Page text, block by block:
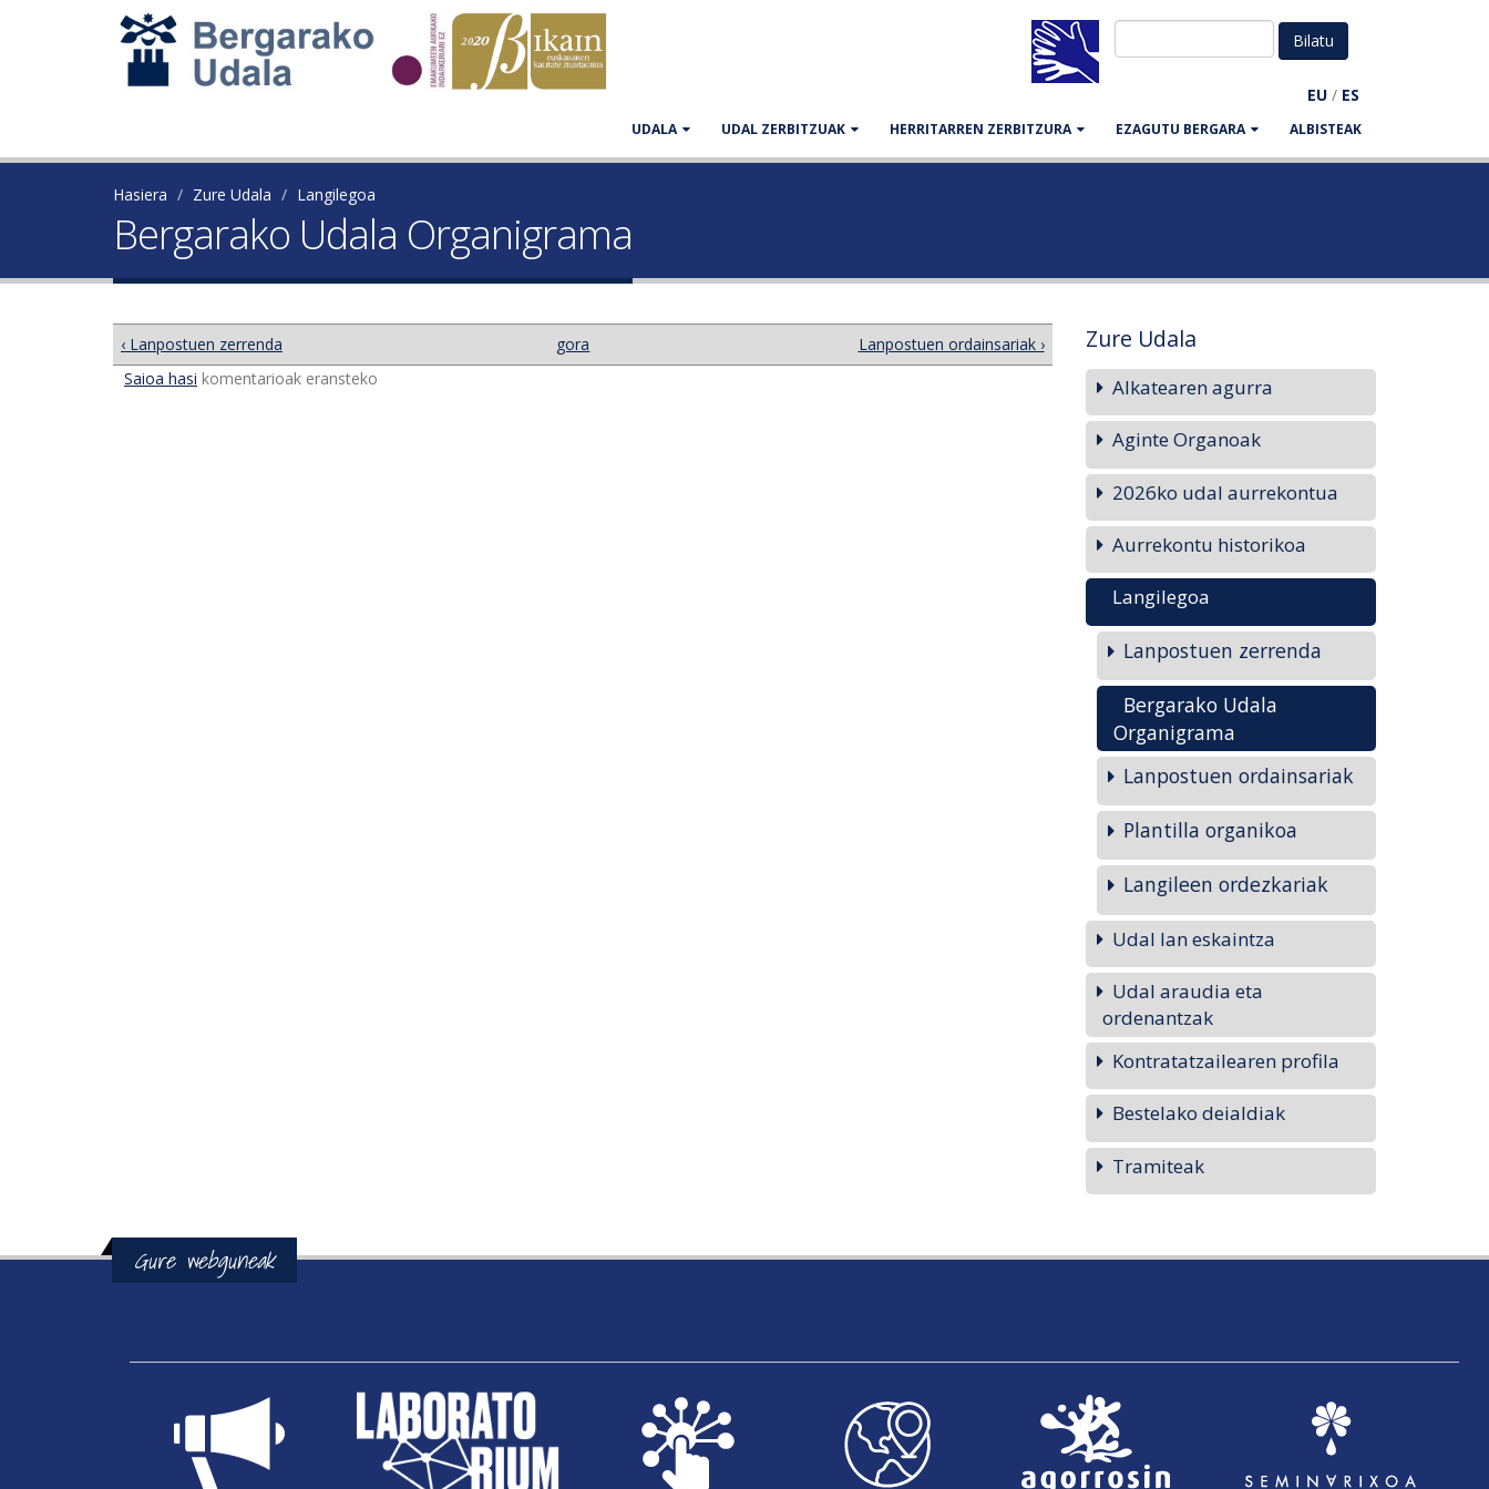
EU / ES
UDALA UDAL ZERBITZUAK HERRITARREN ZERBITZURA EZAGUTU BERGARA ALBISTEAK
Hasiera Zure Udala Langilegoa
Bergarako Udala Organigrama
‹ Lanpostuen zerrenda gora
Lanpostuen ordainsariak ›
Saioa hasi komentarioak eransteko
Zure Udala
Alkatearen agurra
Aginte Organoak
2026ko udal aurrekontua
Aurrekontu historikoa
Langilegoa
Lanpostuen zerrenda
Bergarako Udala
Organigrama
Lanpostuen ordainsariak
Plantilla organikoa
Langileen ordezkariak
Udal lan eskaintza
Udal araudia eta
ordenantzak
Kontratatzailearen profila
Bestelako deialdiak
Tramiteak
Gure webguneak